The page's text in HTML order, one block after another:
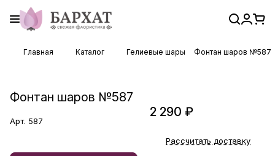
Главная Каталог Гелиевые шары Фонтан шаров №587
Фонтан шаров №587
Арт. 587
2 290 ₽
Рассчитать доставку